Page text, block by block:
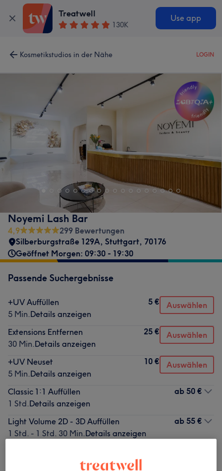
Treatwell
130K
Use app
Kosmetikstudios in der Nähe LOGIN
Noyemi Lash Bar
4,9
299 Bewertungen
Silberburgstraße 129A, Stuttgart, 70176
Geöffnet Morgen: 09:30 - 19:30
Passende Suchergebnisse
+UV Auffüllen
5 Min.Details anzeigen
5 € Auswählen
Extensions Entfernen
30 Min.Details anzeigen
25 € Auswählen
+UV Neuset
5 Min.Details anzeigen
10 € Auswählen
Classic 1:1 Auffüllen
1 Std.Details anzeigen
ab 50 €
Light Volume 2D - 3D Auffüllen
1 Std. - 1 Std. 30 Min.Details anzeigen
ab 55 €